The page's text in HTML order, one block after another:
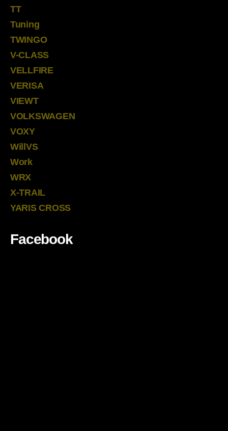
TT
Tuning
TWINGO
V-CLASS
VELLFIRE
VERISA
VIEWT
VOLKSWAGEN
VOXY
WillVS
Work
WRX
X-TRAIL
YARIS CROSS
Facebook